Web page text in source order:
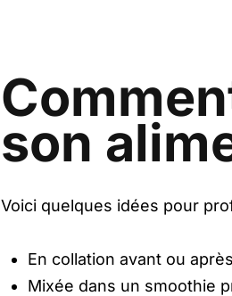
son
Voici quelques idées pour
En collation avant ou
Mixée dans un smoothie